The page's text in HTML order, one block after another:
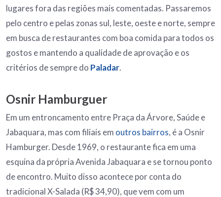
lugares fora das regiões mais comentadas. Passaremos
pelo centro e pelas zonas sul, leste, oeste e norte, sempre
em busca de restaurantes com boa comida para todos os
gostos e mantendo a qualidade de aprovação e os
critérios de sempre do Paladar.
Osnir Hamburguer
Em um entroncamento entre Praça da Árvore, Saúde e
Jabaquara, mas com filiais em outros bairros, é a Osnir
Hamburger. Desde 1969, o restaurante fica em uma
esquina da própria Avenida Jabaquara e se tornou ponto
de encontro. Muito disso acontece por conta do
tradicional X-Salada (R$ 34,90), que vem com um